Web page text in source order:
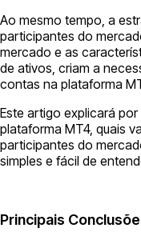
Ao mesmo tempo, a
participantes do
mercado e as
de ativos, criam a
contas na plataforma
Este artigo explicará
plataforma MT4, quais
participantes do
simples e fácil de
Principais